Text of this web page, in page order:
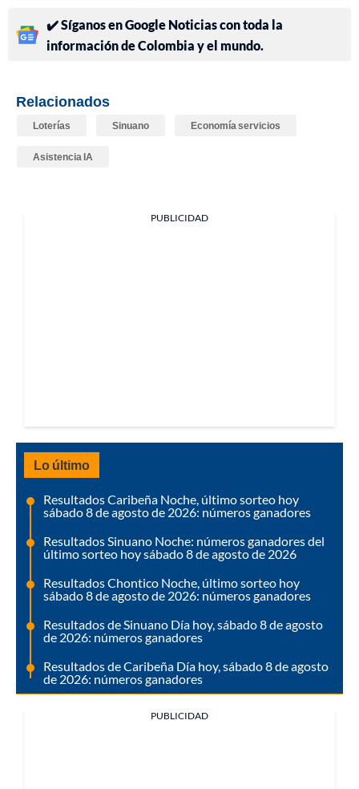
✔️ Síganos en Google Noticias con toda la
información de Colombia y el mundo.
Relacionados
Loterías Sinuano Economía servicios
Asistencia IA
PUBLICIDAD
Lo último
Resultados Caribeña Noche, último sorteo hoy
sábado 8 de agosto de 2026: números ganadores
Resultados Sinuano Noche: números ganadores del
último sorteo hoy sábado 8 de agosto de 2026
Resultados Chontico Noche, último sorteo hoy
sábado 8 de agosto de 2026: números ganadores
Resultados de Sinuano Día hoy, sábado 8 de agosto
de 2026: números ganadores
Resultados de Caribeña Día hoy, sábado 8 de agosto
de 2026: números ganadores
PUBLICIDAD